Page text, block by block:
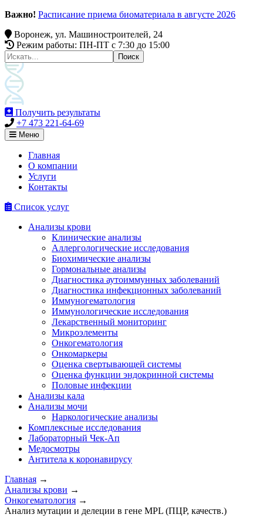
Важно! Расписание приема биоматериала в августе 2026
Воронеж, ул. Машиностроителей, 24
Режим работы: ПН-ПТ c 7:30 до 15:00
Получить результаты
+7 473 221-64-69
Меню
Главная
О компании
Услуги
Контакты
Список услуг
Анализы крови
Клинические анализы
Аллергологические исследования
Биохимические анализы
Гормональные анализы
Диагностика аутоиммунных заболеваний
Диагностика инфекционных заболеваний
Иммуногематология
Иммунологические исследования
Лекарственный мониторинг
Микроэлементы
Онкогематология
Онкомаркеры
Оценка свертывающей системы
Оценка функции эндокринной системы
Половые инфекции
Анализы кала
Анализы мочи
Наркологические анализы
Комплексные исследования
Лабораторный Чек-Ап
Медосмотры
Антитела к коронавирусу
Главная →
Анализы крови →
Онкогематология →
Анализ мутации и делеции в гене MPL (ПЦР, качеств.)